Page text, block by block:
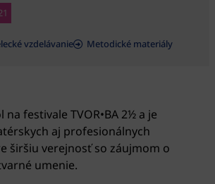
vzdelávanie Metodické materiály
festivale TVOR•BA 2½ a je
aj profesionálnych
širšiu verejnosť so záujmom o
umenie.